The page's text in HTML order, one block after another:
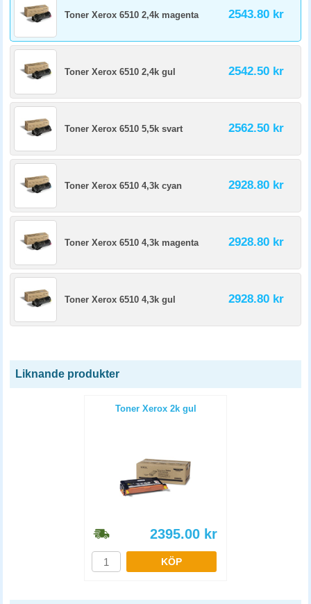
Toner Xerox 6510 2,4k magenta 2543.80 kr
Toner Xerox 6510 2,4k gul 2542.50 kr
Toner Xerox 6510 5,5k svart 2562.50 kr
Toner Xerox 6510 4,3k cyan 2928.80 kr
Toner Xerox 6510 4,3k magenta 2928.80 kr
Toner Xerox 6510 4,3k gul 2928.80 kr
Liknande produkter
Toner Xerox 2k gul
2395.00 kr
KÖP